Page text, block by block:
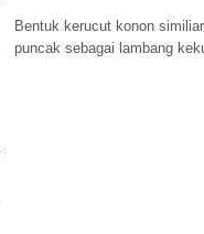
Bentuk kerucut konon
puncak sebagai lambang